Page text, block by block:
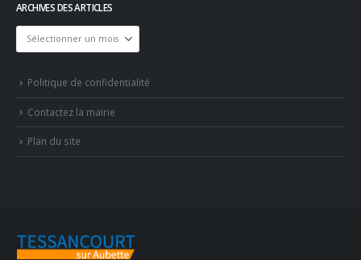
ARCHIVES DES ARTICLES
Archives
des
Politique de confidentialité
Contactez la mairie
Plan du site